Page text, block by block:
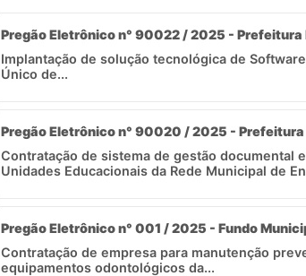
Pregão Eletrônico n° 90022 / 2025 - Prefeitura
Implantação de solução tecnológica de
Único de...
Pregão Eletrônico n° 90020 / 2025 -
Contratação de sistema de gestão documental
Unidades Educacionais da Rede Municipal de
Pregão Eletrônico n° 001 / 2025 - Fundo
Contratação de empresa para manutenção
equipamentos odontológicos da...